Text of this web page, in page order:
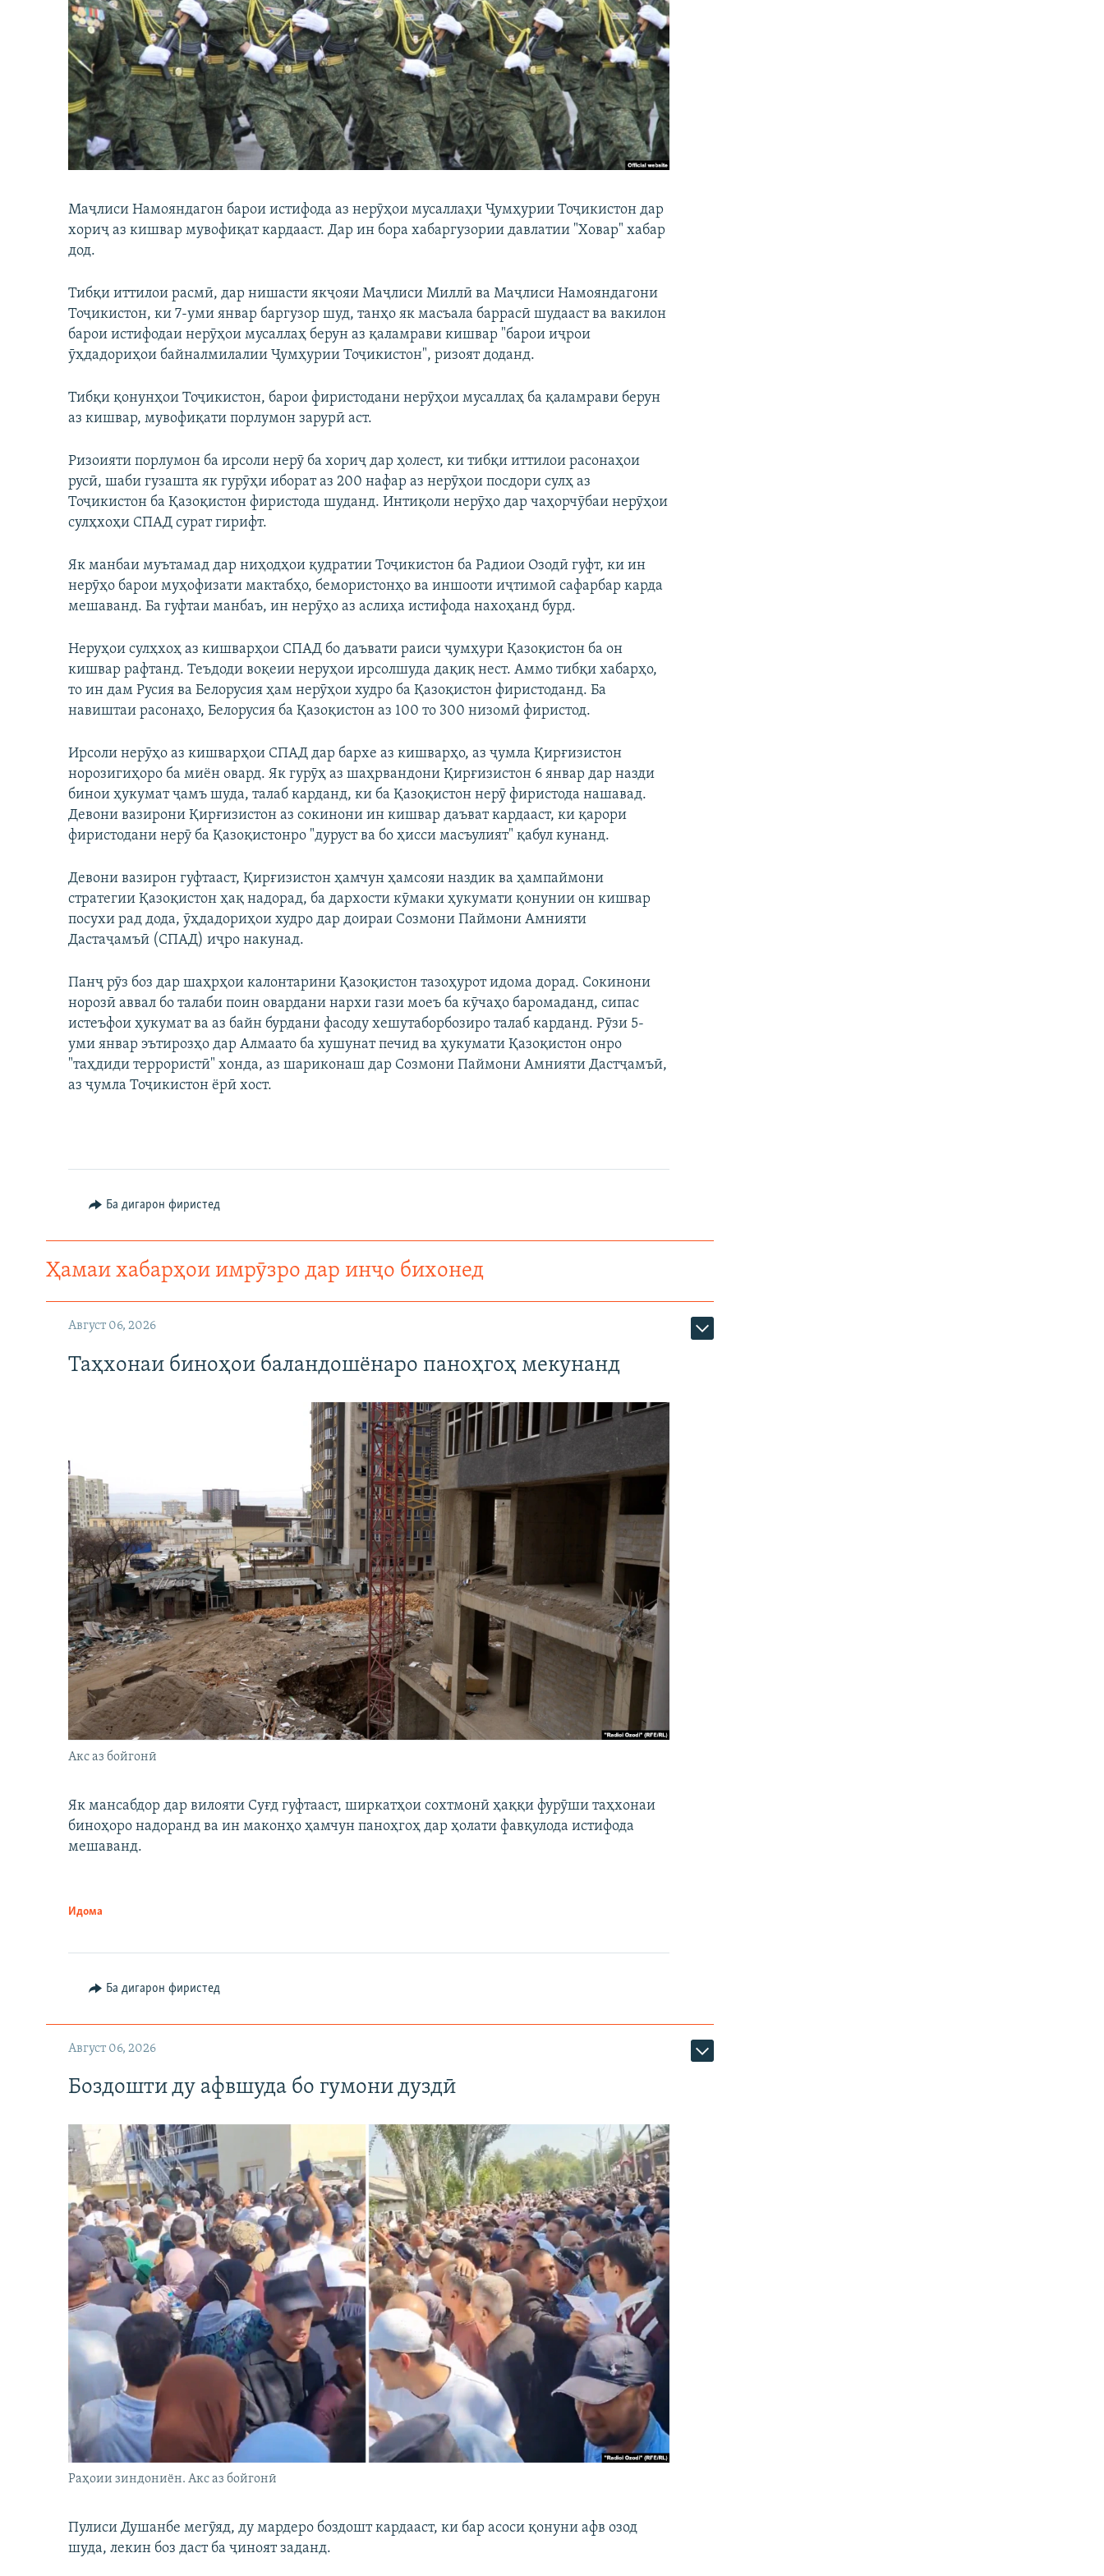
Маҷлиси Намояндагон барои истифода аз нерӯҳои мусаллаҳи Ҷумҳурии Тоҷикистон дар
хориҷ аз кишвар мувофиқат кардааст. Дар ин бора хабаргузории давлатии "Ховар" хабар
дод.
Тибқи иттилои расмӣ, дар нишасти якҷояи Маҷлиси Миллӣ ва Маҷлиси Намояндагони
Тоҷикистон, ки 7-уми январ баргузор шуд, танҳо як масъала баррасӣ шудааст ва вакилон
барои истифодаи нерӯҳои мусаллаҳ берун аз қаламрави кишвар "барои иҷрои
ӯҳдадориҳои байналмилалии Ҷумҳурии Тоҷикистон", ризоят доданд.
Тибқи қонунҳои Тоҷикистон, барои фиристодани нерӯҳои мусаллаҳ ба қаламрави берун
аз кишвар, мувофиқати порлумон зарурӣ аст.
Ризоияти порлумон ба ирсоли нерӯ ба хориҷ дар ҳолест, ки тибқи иттилои расонаҳои
русӣ, шаби гузашта як гурӯҳи иборат аз 200 нафар аз нерӯҳои посдори сулҳ аз
Тоҷикистон ба Қазоқистон фиристода шуданд. Интиқоли нерӯҳо дар чаҳорчӯбаи нерӯҳои
сулҳхоҳи СПАД сурат гирифт.
Як манбаи муътамад дар ниҳодҳои қудратии Тоҷикистон ба Радиои Озодӣ гуфт, ки ин
нерӯҳо барои муҳофизати мактабҳо, бемористонҳо ва иншооти иҷтимоӣ сафарбар карда
мешаванд. Ба гуфтаи манбаъ, ин нерӯҳо аз аслиҳа истифода нахоҳанд бурд.
Неруҳои сулҳхоҳ аз кишварҳои СПАД бо даъвати раиси ҷумҳури Қазоқистон ба он
кишвар рафтанд. Теъдоди воқеии неруҳои ирсолшуда дақиқ нест. Аммо тибқи хабарҳо,
то ин дам Русия ва Белорусия ҳам нерӯҳои худро ба Қазоқистон фиристоданд. Ба
навиштаи расонаҳо, Белорусия ба Қазоқистон аз 100 то 300 низомӣ фиристод.
Ирсоли нерӯҳо аз кишварҳои СПАД дар бархе аз кишварҳо, аз ҷумла Қирғизистон
норозигиҳоро ба миён овард. Як гурӯҳ аз шаҳрвандони Қирғизистон 6 январ дар назди
бинои ҳукумат ҷамъ шуда, талаб карданд, ки ба Қазоқистон нерӯ фиристода нашавад.
Девони вазирони Қирғизистон аз сокинони ин кишвар даъват кардааст, ки қарори
фиристодани нерӯ ба Қазоқистонро "дуруст ва бо ҳисси масъулият" қабул кунанд.
Девони вазирон гуфтааст, Қирғизистон ҳамчун ҳамсояи наздик ва ҳампаймони
стратегии Қазоқистон ҳақ надорад, ба дархости кӯмаки ҳукумати қонунии он кишвар
посухи рад дода, ӯҳдадориҳои худро дар доираи Созмони Паймони Амнияти
Дастаҷамъӣ (СПАД) иҷро накунад.
Панҷ рӯз боз дар шаҳрҳои калонтарини Қазоқистон тазоҳурот идома дорад. Сокинони
норозӣ аввал бо талаби поин овардани нархи гази моеъ ба кӯчаҳо баромаданд, сипас
истеъфои ҳукумат ва аз байн бурдани фасоду хешутаборбозиро талаб карданд. Рӯзи 5-
уми январ эътирозҳо дар Алмаато ба хушунат печид ва ҳукумати Қазоқистон онро
"таҳдиди террористӣ" хонда, аз шариконаш дар Созмони Паймони Амнияти Дастҷамъӣ,
аз ҷумла Тоҷикистон ёрӣ хост.
Ба дигарон фиристед
Ҳамаи хабарҳои имрӯзро дар инҷо бихонед
Август 06, 2026
Таҳхонаи биноҳои баландошёнаро паноҳгоҳ мекунанд
Акс аз бойгонӣ
Як мансабдор дар вилояти Суғд гуфтааст, ширкатҳои сохтмонӣ ҳаққи фурӯши таҳхонаи
биноҳоро надоранд ва ин маконҳо ҳамчун паноҳгоҳ дар ҳолати фавқулода истифода
мешаванд.
Идома
Ба дигарон фиристед
Август 06, 2026
Боздошти ду афвшуда бо гумони дуздӣ
Раҳоии зиндониён. Акс аз бойгонӣ
Пулиси Душанбе мегӯяд, ду мардеро боздошт кардааст, ки бар асоси қонуни афв озод
шуда, лекин боз даст ба ҷиноят заданд.